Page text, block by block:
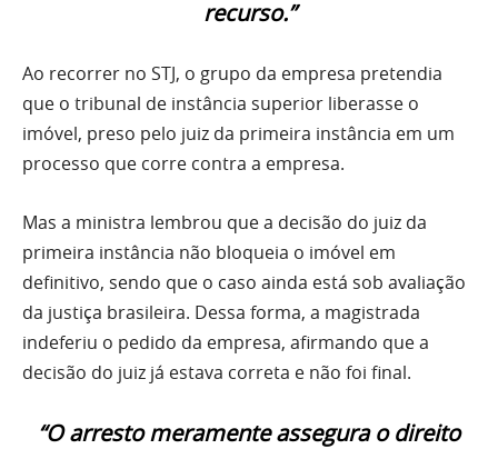
recurso.”
Ao recorrer no STJ, o grupo da empresa pretendia
que o tribunal de instância superior liberasse o
imóvel, preso pelo juiz da primeira instância em um
processo que corre contra a empresa.
Mas a ministra lembrou que a decisão do juiz da
primeira instância não bloqueia o imóvel em
definitivo, sendo que o caso ainda está sob avaliação
da justiça brasileira. Dessa forma, a magistrada
indeferiu o pedido da empresa, afirmando que a
decisão do juiz já estava correta e não foi final.
“O arresto meramente assegura o direito